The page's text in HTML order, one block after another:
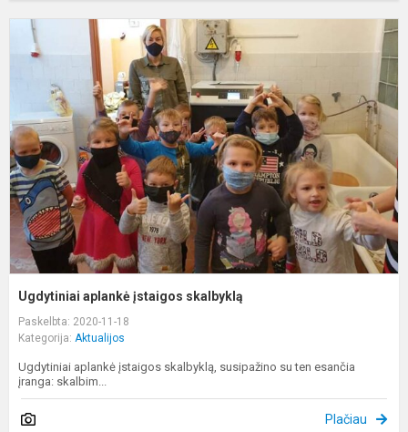
Ugdytiniai aplankė įstaigos skalbyklą
Paskelbta: 2020-11-18
Kategorija: Aktualijos
Ugdytiniai aplankė įstaigos skalbyklą, susipažino su ten esančia
įranga: skalbim...
Plačiau